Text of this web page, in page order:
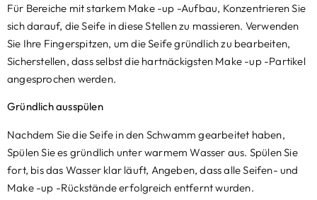
Für Bereiche mit starkem Make -up -Aufbau, Konzentrieren Sie
sich darauf, die Seife in diese Stellen zu massieren. Verwenden
Sie Ihre Fingerspitzen, um die Seife gründlich zu bearbeiten,
Sicherstellen, dass selbst die hartnäckigsten Make -up -Partikel
angesprochen werden.
Gründlich ausspülen
Nachdem Sie die Seife in den Schwamm gearbeitet haben,
Spülen Sie es gründlich unter warmem Wasser aus. Spülen Sie
fort, bis das Wasser klar läuft, Angeben, dass alle Seifen- und
Make -up -Rückstände erfolgreich entfernt wurden.